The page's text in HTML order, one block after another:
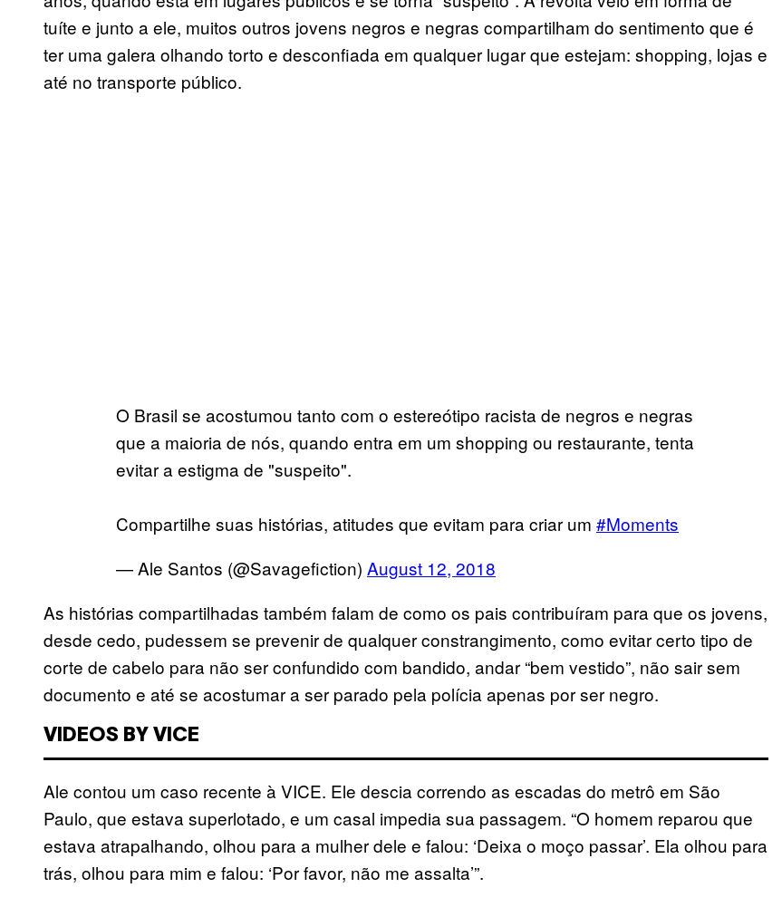
tuíte e junto a ele, muitos outros jovens negros e negras compartilham do sentimento que é
ter uma galera olhando torto e desconfiada em qualquer lugar que estejam: shopping, lojas e
até no transporte público.
O Brasil se acostumou tanto com o estereótipo racista de negros e negras
que a maioria de nós, quando entra em um shopping ou restaurante, tenta
evitar a estigma de "suspeito".
Compartilhe suas histórias, atitudes que evitam para criar um #Moments
— Ale Santos (@Savagefiction) August 12, 2018
As histórias compartilhadas também falam de como os pais contribuíram para que os jovens,
desde cedo, pudessem se prevenir de qualquer constrangimento, como evitar certo tipo de
corte de cabelo para não ser confundido com bandido, andar “bem vestido”, não sair sem
documento e até se acostumar a ser parado pela polícia apenas por ser negro.
VIDEOS BY VICE
Ale contou um caso recente à VICE. Ele descia correndo as escadas do metrô em São
Paulo, que estava superlotado, e um casal impedia sua passagem. “O homem reparou que
estava atrapalhando, olhou para a mulher dele e falou: ‘Deixa o moço passar’. Ela olhou para
trás, olhou para mim e falou: ‘Por favor, não me assalta’”.